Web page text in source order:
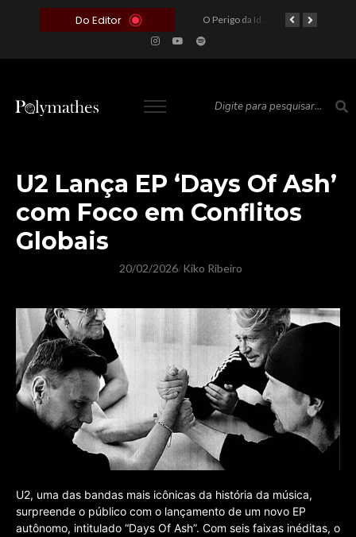
Do Editor
O Voto como Moeda: Clientelismo e o Analfabetismo Funcional Político no Brasil O Perigo da Ideologia Desenfreada na Justiça: Quando a Pauta Política Substitui a Pena Criminal
U2 Lança EP ‘Days Of Ash’
com Foco em Conflitos
Globais
20/02/2026/ Kiko Ribeiro
U2, uma das bandas mais icônicas da história da música,
surpreende o público com o lançamento de um novo EP
autônomo, intitulado “Days Of Ash”. Com seis faixas inéditas, o